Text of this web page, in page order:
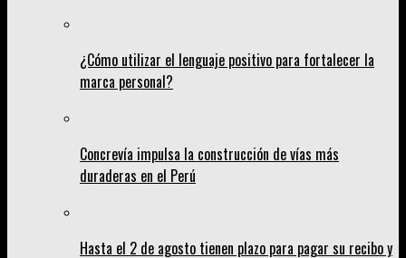
¿Cómo utilizar el lenguaje positivo para fortalecer la
marca personal?
Concrevía impulsa la construcción de vías más
duraderas en el Perú
Hasta el 2 de agosto tienen plazo para pagar su recibo y